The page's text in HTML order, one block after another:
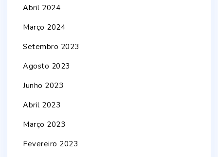
Abril 2024
Março 2024
Setembro 2023
Agosto 2023
Junho 2023
Abril 2023
Março 2023
Fevereiro 2023